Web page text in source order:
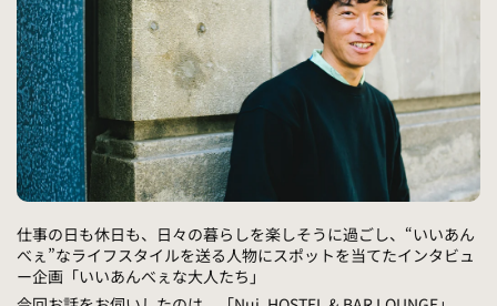
仕事の日も休日も、日々の暮らしを楽しそうに過ごし、“いいあん
べぇ”なライフスタイルを送る人物にスポットを当てたインタビュ
ー企画「いいあんべぇな大人たち」